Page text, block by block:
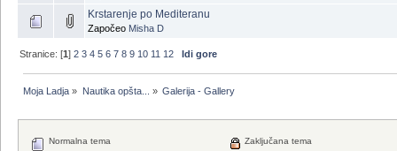
Krstarenje po Mediteranu
Započeo Misha D
Stranice: [1]2 3 4 5 6 7 8 9 10 11 12 Idi gore
Moja Ladja » Nautika opšta... » Galerija - Gallery
Normalna tema
Zaključana tema